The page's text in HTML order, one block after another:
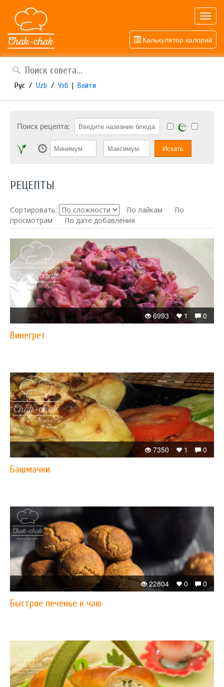
Калькулятор калорий
Рус / Uzb / Узб | Войти
Поиск рецепта:
РЕЦЕПТЫ
Сортировать: По лайкам
По
просмотрам
По дате добавления
0
1
6993
Винегрет
0
1
7350
Башмачки
0
0
22804
Быстрое печенье к чаю